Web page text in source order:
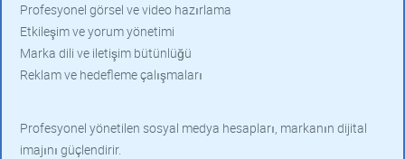
Profesyonel görsel ve video hazırlama
Etkileşim ve yorum yönetimi
Marka dili ve iletişim bütünlüğü
Reklam ve hedefleme çalışmaları
Profesyonel yönetilen sosyal medya hesapları, markanın dijital
imajını güçlendirir.